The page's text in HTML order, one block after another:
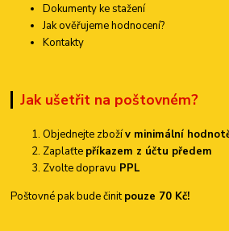
Dokumenty ke stažení
Jak ověřujeme hodnocení?
Kontakty
Jak ušetřit na poštovném?
Objednejte zbožív minimální
Zaplaťte příkazem z účtu předem
Zvolte dopravu PPL
Poštovné pak bude činitpouze 70 Kč!